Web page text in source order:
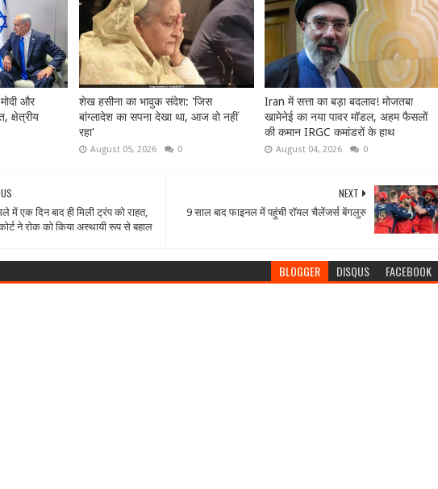
और
क्षेत्रीय
शेख हसीना का भावुक संदेश: 'जिस
बांग्लादेश का सपना देखा था, आज वो नहीं
रहा'
August 05, 2026 0
Iran में सत्ता का बड़ा बदलाव! मोजतबा
खामेनेई का नया पावर मॉडल, अहम फैसलों
की कमान IRGC कमांडरों के हाथ
August 04, 2026 0
NEXT
9 साल बाद फाइनल में पहुंची रॉयल चैलेंजर्स बेंगलुरु
में एक दिन बाद ही मिली ट्रंप को राहत,
ने रोक को किया अस्थायी रूप से बहाल
BLOGGER DISQUS FACEBOOK